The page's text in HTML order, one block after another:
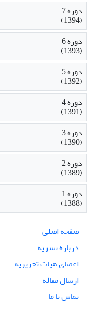
دوره 7
(1394)
دوره 6
(1393)
دوره 5
(1392)
دوره 4
(1391)
دوره 3
(1390)
دوره 2
(1389)
دوره 1
(1388)
صفحه اصلی
درباره نشریه
اعضای هیات تحریریه
ارسال مقاله
تماس با ما